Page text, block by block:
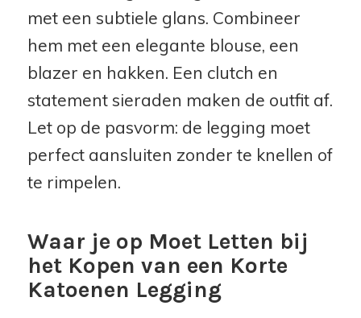
met een subtiele glans. Combineer
hem met een elegante blouse, een
blazer en hakken. Een clutch en
statement sieraden maken de outfit af.
Let op de pasvorm: de legging moet
perfect aansluiten zonder te knellen of
te rimpelen.
Waar je op Moet Letten bij
het Kopen van een Korte
Katoenen Legging